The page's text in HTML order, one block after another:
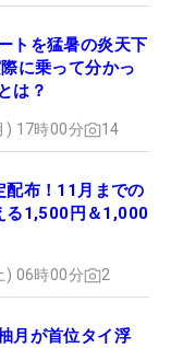
トを猛暑の炎天下
に乗って分かっ
は？
) 17時00分 14
配布！11月までの
る1,500円＆1,000
) 06時00分 2
月が首位タイ浮